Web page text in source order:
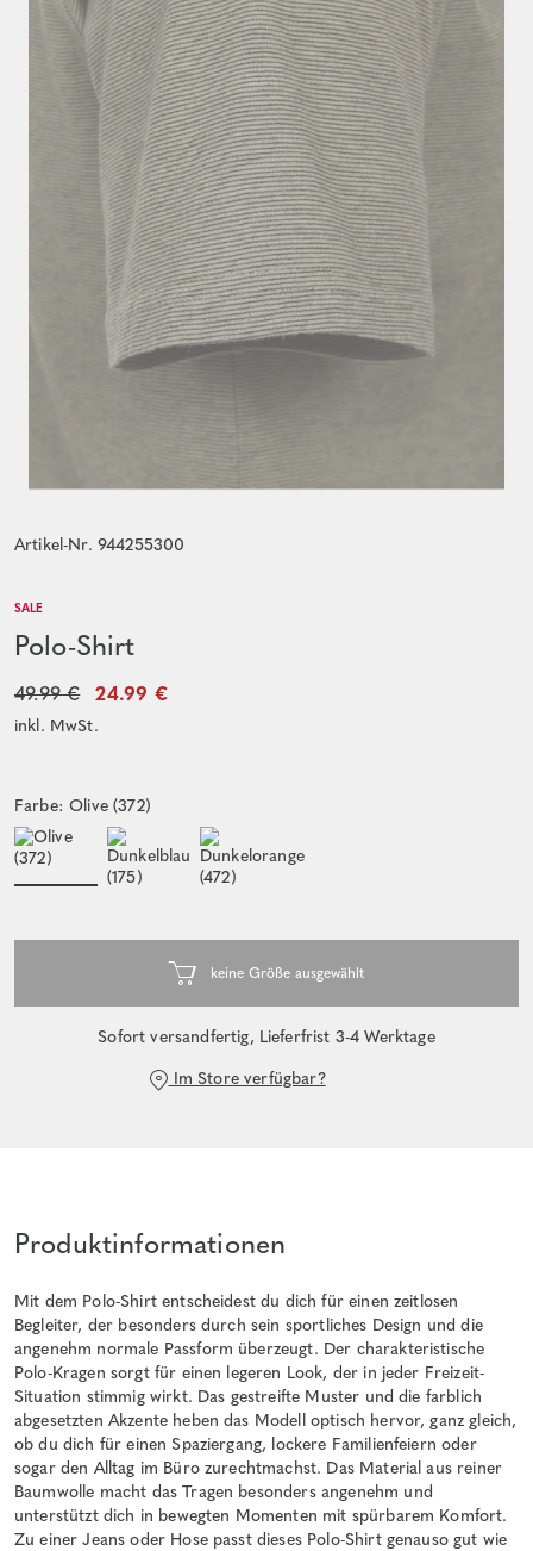
Artikel-Nr. 944255300
SALE
Polo-Shirt
49.99 € 24.99 €
inkl. MwSt.
Farbe: Olive (372)
Sofort versandfertig, Lieferfrist 3-4 Werktage
Im Store verfügbar?
Produktinformationen
Mit dem Polo-Shirt entscheidest du dich für einen zeitlosen
Begleiter, der besonders durch sein sportliches Design und die
angenehm normale Passform überzeugt. Der charakteristische
Polo-Kragen sorgt für einen legeren Look, der in jeder Freizeit-
Situation stimmig wirkt. Das gestreifte Muster und die farblich
abgesetzten Akzente heben das Modell optisch hervor, ganz gleich,
ob du dich für einen Spaziergang, lockere Familienfeiern oder
sogar den Alltag im Büro zurechtmachst. Das Material aus reiner
Baumwolle macht das Tragen besonders angenehm und
unterstützt dich in bewegten Momenten mit spürbarem Komfort.
Zu einer Jeans oder Hose passt dieses Polo-Shirt genauso gut wie